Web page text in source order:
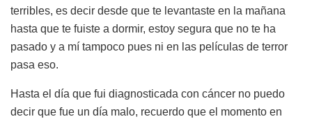
terribles, es decir desde que te levantaste en la mañana
hasta que te fuiste a dormir, estoy segura que no te ha
pasado y a mí tampoco pues ni en las películas de terror
pasa eso.
Hasta el día que fui diagnosticada con cáncer no puedo
decir que fue un día malo, recuerdo que el momento en